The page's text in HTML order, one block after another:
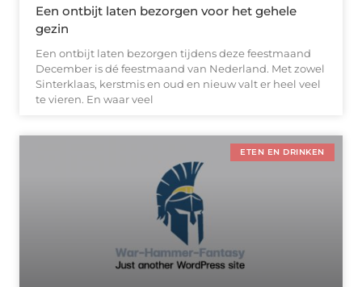
Een ontbijt laten bezorgen voor het gehele
gezin
Een ontbijt laten bezorgen tijdens deze feestmaand
December is dé feestmaand van Nederland. Met zowel
Sinterklaas, kerstmis en oud en nieuw valt er heel veel
te vieren. En waar veel
ETEN EN DRINKEN